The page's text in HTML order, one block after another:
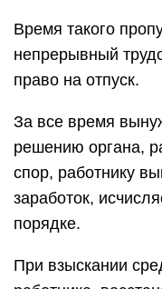
Время такого
непрерывный
право на отпуск.
За все время
решению органа,
спор, работнику
заработок,
порядке.
При взыскании